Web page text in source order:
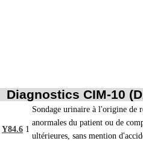
Diagnostics CIM-10
Y84.6 1
Sondage urinaire à l'origine de
anormales du patient ou de
ultérieures, sans mention